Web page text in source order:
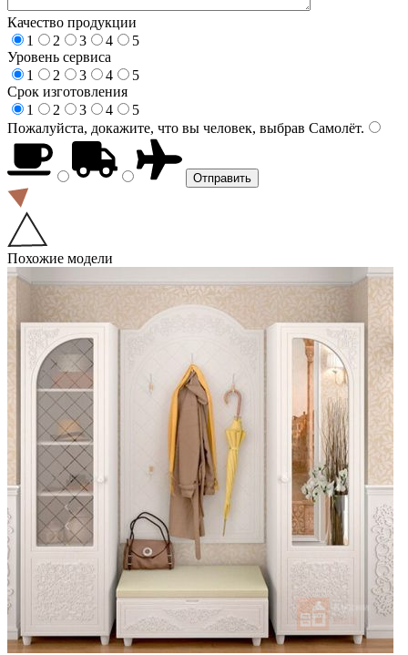
Качество продукции
1
2 3 4
5
Уровень сервиса
1
2 3 4
5
Срок изготовления
1
2 3 4
5
Пожалуйста, докажите, что вы человек, выбрав Самолёт.
Похожие модели